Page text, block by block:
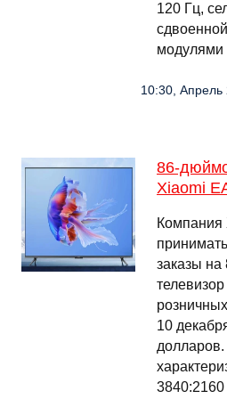
120 Гц,
10:30, Апрель
86-
Xiaomi
Компания
заказы
10